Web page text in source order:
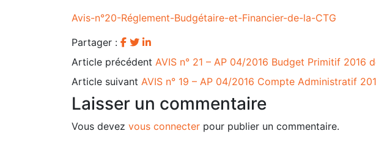
Avis-n°20-Réglement-Budgétaire-et-Financier-de-la-CTG
Partager :
Article précédent AVIS n° 21 – AP 04/2016 Budget Primitif 2016
Article suivant AVIS n° 19 – AP 04/2016 Compte Administratif
Laisser un commentaire
Vous devez vous connecter pour publier un commentaire.